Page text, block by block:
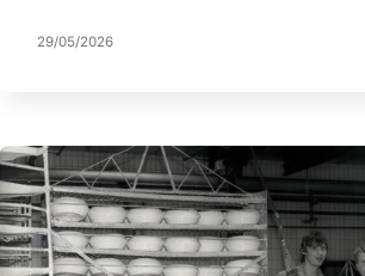
29/05/2026